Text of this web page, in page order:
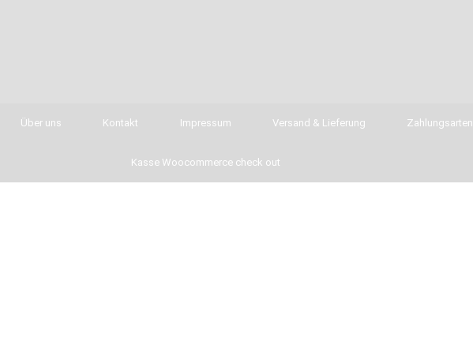
Über uns Kontakt Impressum Versand & Lieferung Zahlungsarten
Kasse Woocommerce check out